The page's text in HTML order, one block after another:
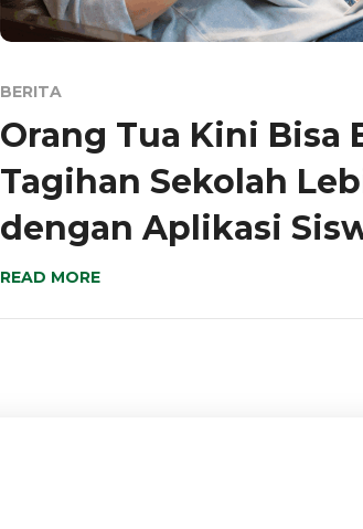
BERITA
Orang Tua Kini Bisa
Tagihan Sekolah
dengan Aplikasi
READ MORE